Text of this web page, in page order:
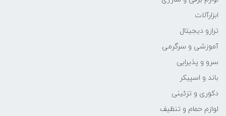
ابزارآلات
ترازو دیجیتال
آموزشی و سرگرمی
سرو و پذیرایی
باند و اسپیکر
دکوری و تزئینی
لوازم حمام و تنظیف